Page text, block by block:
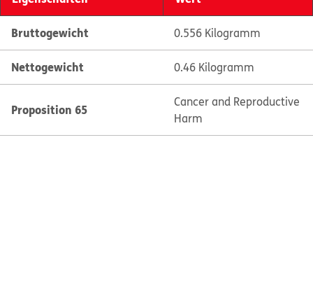
Bruttogewicht 0.556 Kilogramm
Nettogewicht 0.46 Kilogramm
Proposition 65
Cancer and Reproductive
Harm